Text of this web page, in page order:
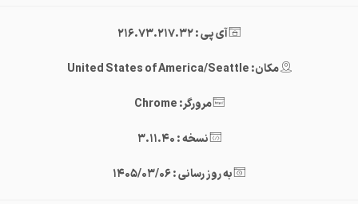
آی پی : 216.73.217.32
مکان: United States of America/Seattle
مرورگر: Chrome
نسخه : 3.11.40
به روز رسانی : 1405/03/06